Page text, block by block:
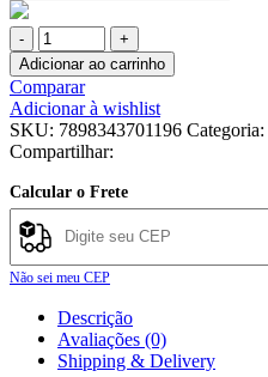
DIFUSOR
TROPICAL
AROMAS
CAIXINHA
CRAVO
E
CANELA
250
ML
X
12
UNI
Adicionar ao carrinho
Comparar
Adicionar à wishlist
SKU: 7898343701196 Categoria:
Compartilhar:
Calcular o Frete
Não sei meu CEP
Descrição
Avaliações (0)
Shipping & Delivery